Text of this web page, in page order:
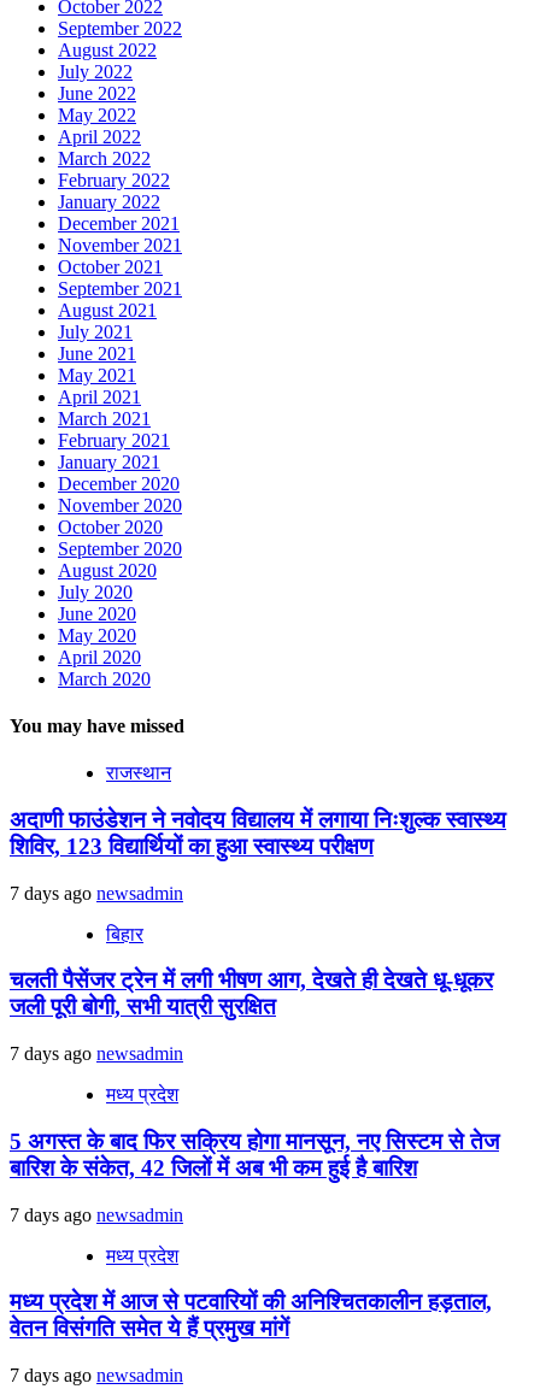
October 2022
September 2022
August 2022
July 2022
June 2022
May 2022
April 2022
March 2022
February 2022
January 2022
December 2021
November 2021
October 2021
September 2021
August 2021
July 2021
June 2021
May 2021
April 2021
March 2021
February 2021
January 2021
December 2020
November 2020
October 2020
September 2020
August 2020
July 2020
June 2020
May 2020
April 2020
March 2020
You may have missed
राजस्थान
अदाणी फाउंडेशन ने नवोदय विद्यालय में लगाया निःशुल्क स्वास्थ्य
शिविर, 123 विद्यार्थियों का हुआ स्वास्थ्य परीक्षण
7 days ago newsadmin
बिहार
चलती पैसेंजर ट्रेन में लगी भीषण आग, देखते ही देखते धू-धूकर
जली पूरी बोगी, सभी यात्री सुरक्षित
7 days ago newsadmin
मध्य प्रदेश
5 अगस्त के बाद फिर सक्रिय होगा मानसून, नए सिस्टम से तेज
बारिश के संकेत, 42 जिलों में अब भी कम हुई है बारिश
7 days ago newsadmin
मध्य प्रदेश
मध्य प्रदेश में आज से पटवारियों की अनिश्चितकालीन हड़ताल,
वेतन विसंगति समेत ये हैं प्रमुख मांगें
7 days ago newsadmin